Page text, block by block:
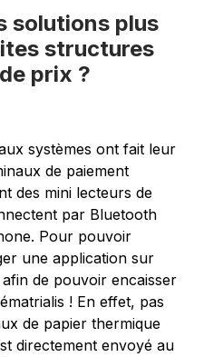
solutions plus
structures
prix ?
systèmes ont fait leur
de paiement
des mini lecteurs de
par Bluetooth
Pour pouvoir
une application sur
de pouvoir encaisser
! En effet, pas
de papier thermique
directement envoyé au